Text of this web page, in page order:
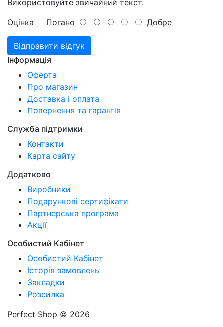
Використовуйте звичайний текст.
Оцінка Погано Добре
Відправити відгук
Інформація
Оферта
Про магазин
Доставка і оплата
Повернення та гарантія
Служба підтримки
Контакти
Карта сайту
Додатково
Виробники
Подарункові сертифікати
Партнерська програма
Акції
Особистий Кабінет
Особистий Кабінет
Історія замовлень
Закладки
Розсилка
Perfect Shop © 2026